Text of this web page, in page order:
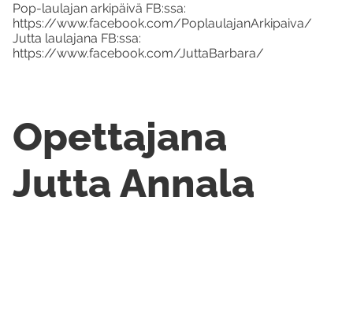
Opettajana
Jutta Annala
Pop-laulajan arkipäivä FB:ssa:
https://www.facebook.com/PoplaulajanArkipaiva/
Jutta laulajana FB:ssa:
https://www.facebook.com/JuttaBarbara/